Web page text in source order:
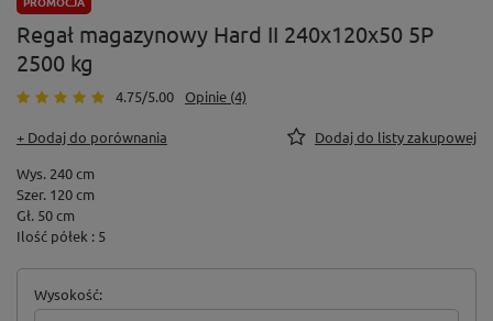
Regał magazynowy Hard II 240x120x50 5P
2500 kg
4.75/5.00 Opinie (4)
+ Dodaj do porównania
Dodaj do listy zakupowej
Wys. 240 cm
Szer. 120 cm
Gł. 50 cm
Ilość półek : 5
Wysokość